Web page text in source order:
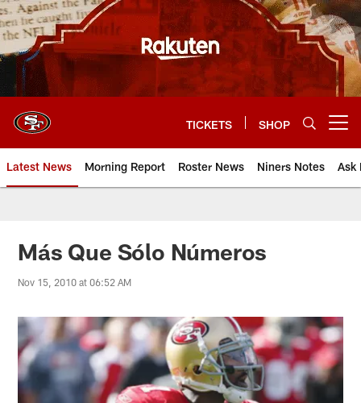
Skip
to
main
content
TICKETS SHOP
Latest News Morning Report Roster News Niners Notes Ask
Más Que Sólo Números
Nov 15, 2010 at 06:52 AM